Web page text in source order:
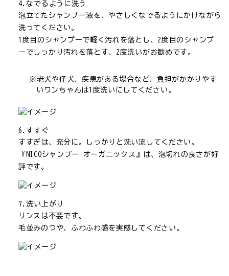
なでるように洗う
泡立てたシャンプー液を、やさしくなでるようにかけながら
洗ってください。
1度目のシャンプーで軽く汚れを落とし、2度目のシャンプ
ーでしっかり汚れを落とす、2度洗いがお勧めです。
老犬や仔犬、疾患がある場合など、負担がかかりやす
いワンちゃんは1度洗いにしてください。
すすぐ
すすぎは、充分に。しっかりと洗い流してください。
『NICOシャンプー オーガニックス』は、泡切れの良さが好
評です。
洗い上がり
リンスは不要です。
毛並みのつや、ふわふわ感を実感してください。